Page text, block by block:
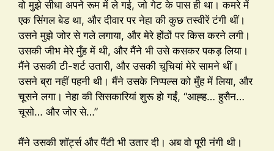
वो मुझे सीधा अपने रूम में ले गई, जो गेट के पास ही था। कमरे में
एक सिंगल बेड था, और दीवार पर नेहा की कुछ तस्वीरें टंगी थीं।
उसने मुझे जोर से गले लगाया, और मेरे होंठों पर किस करने लगी।
उसकी जीभ मेरे मुँह में थी, और मैंने भी उसे कसकर पकड़ लिया।
मैंने उसकी टी-शर्ट उतारी, और उसकी चूचियां मेरे सामने थीं।
उसने ब्रा नहीं पहनी थी। मैंने उसके निप्पल्स को मुँह में लिया, और
चूसने लगा। नेहा की सिसकारियां शुरू हो गईं, “आह्ह… हुसैन…
चूसो… और जोर से…”
मैंने उसकी शॉर्ट्स और पैंटी भी उतार दी। अब वो पूरी नंगी थी।